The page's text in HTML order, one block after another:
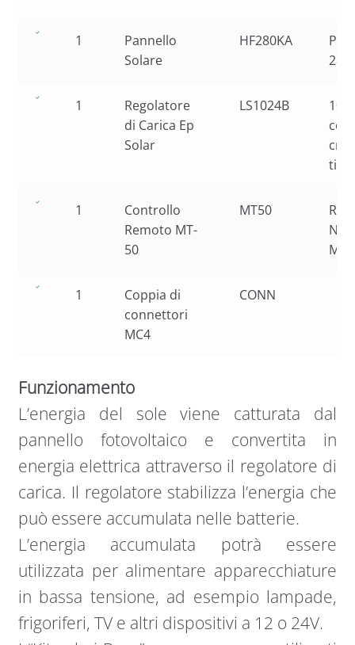
1
Pannello
Solare
HF280KA
1
Regolatore
di Carica Ep
Solar
LS1024B
10A
con
1
Controllo
Remoto MT-
50
MT50
1
Coppia di
connettori
MC4
CONN
Funzionamento
L’energia del sole viene catturata dal
pannello fotovoltaico e convertita in
energia elettrica attraverso il regolatore di
carica. Il regolatore stabilizza l’energia che
può essere accumulata nelle batterie.
L’energia accumulata potrà essere
utilizzata per alimentare apparecchiature
in bassa tensione, ad esempio lampade,
frigoriferi, TV e altri dispositivi a 12 o 24V.